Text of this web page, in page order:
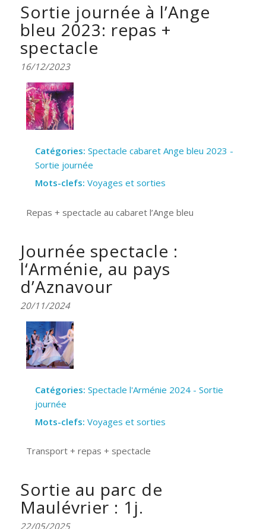
Sortie journée à l’Ange
bleu 2023: repas +
spectacle
16/12/2023
Catégories: Spectacle cabaret Ange bleu 2023 -
Sortie journée
Mots-clefs: Voyages et sorties
Repas + spectacle au cabaret l’Ange bleu
Journée spectacle :
l‘Arménie, au pays
d’Aznavour
20/11/2024
Catégories: Spectacle l'Arménie 2024 - Sortie
journée
Mots-clefs: Voyages et sorties
Transport + repas + spectacle
Sortie au parc de
Maulévrier : 1j.
22/05/2025